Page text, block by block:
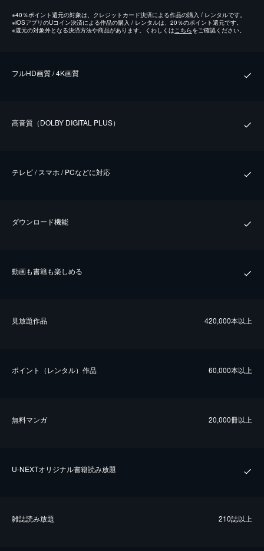
※40％ポイント還元の対象は、クレジットカード決済による作品の購入 / レンタルです。
※iOSアプリのUコイン決済による作品の購入 / レンタルは、20％のポイント還元です。
※還元の対象外となる決済方法や商品があります。くわしくはこちらをご確認ください。
フルHD画質 / 4K画質
⾼⾳質（DOLBY DIGITAL PLUS）
テレビ / スマホ / PCなどに対応
ダウンロード機能
動画も書籍も楽しめる
⾒放題作品 420,000本以上
ポイント（レンタル）作品 60,000本以上
無料マンガ 20,000冊以上
U-NEXTオリジナル書籍読み放題
雑誌読み放題 210誌以上